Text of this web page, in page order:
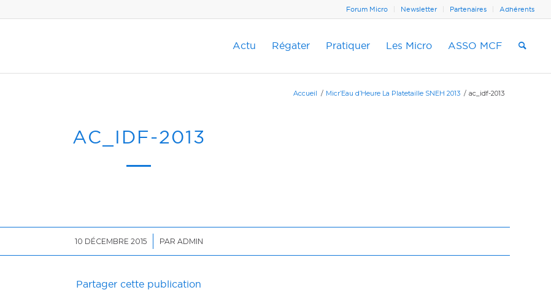
Forum Micro Newsletter Partenaires Adhérents
Actu Régater Pratiquer Les Micro ASSO MCF
Accueil / Micr’Eau d’Heure La Platetaille SNEH 2013 / ac_idf-2013
AC_IDF-2013
10 DÉCEMBRE 2015
/ PAR ADMIN
Partager cette publication